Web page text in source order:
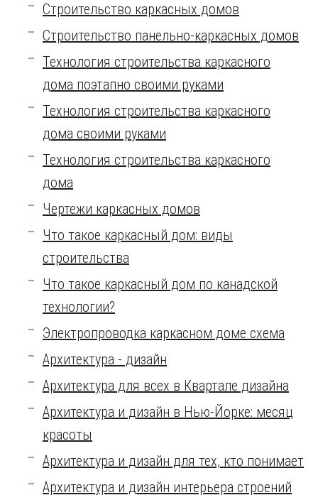
Строительство каркасных домов
Строительство панельно-каркасных домов
Технология строительства каркасного
дома поэтапно своими руками
Технология строительства каркасного
дома своими руками
Технология строительства каркасного
дома
Чертежи каркасных домов
Что такое каркасный дом: виды
строительства
Что такое каркасный дом по канадской
технологии?
Электропроводка каркасном доме схема
Архитектура - дизайн
Архитектура для всех в Квартале дизайна
Архитектура и дизайн в Нью-Йорке: месяц
красоты
Архитектура и дизайн для тех, кто понимает
Архитектура и дизайн интерьера строений